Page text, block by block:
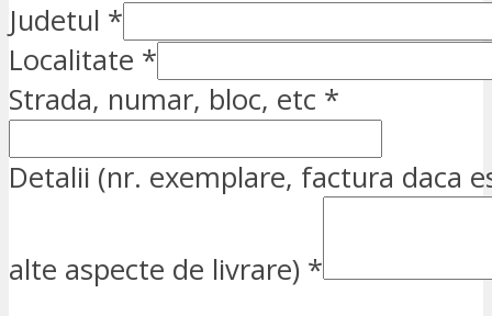
Judetul *
Localitate *
Strada, numar, bloc, etc *
Detalii (nr. exemplare, factura daca
alte aspecte de livrare) *